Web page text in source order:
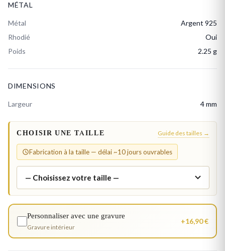
MÉTAL
Métal
Argent 925
Rhodié
Oui
Poids
2.25 g
DIMENSIONS
Largeur 4 mm
CHOISIR UNE TAILLE Guide des tailles →
Fabrication à la taille — délai ~10 jours ouvrables
Personnaliser avec une gravure
Gravure intérieur
+16,90 €